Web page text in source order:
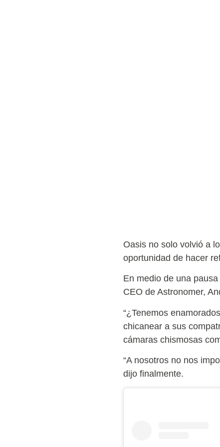
Oasis no solo volvió a
oportunidad de hacer
En medio de una
CEO de Astronomer,
“¿Tenemos
chicanear a sus
cámaras chismosas
“A nosotros no nos
dijo finalmente.